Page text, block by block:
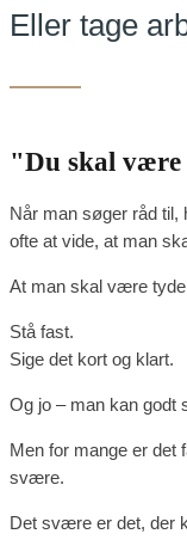
Eller tage
"Du skal være
Når man søger råd til,
ofte at vide, at man
At man skal være
Stå fast.
Sige det kort og klart.
Og jo – man kan godt
Men for mange er det
svære.
Det svære er det, der